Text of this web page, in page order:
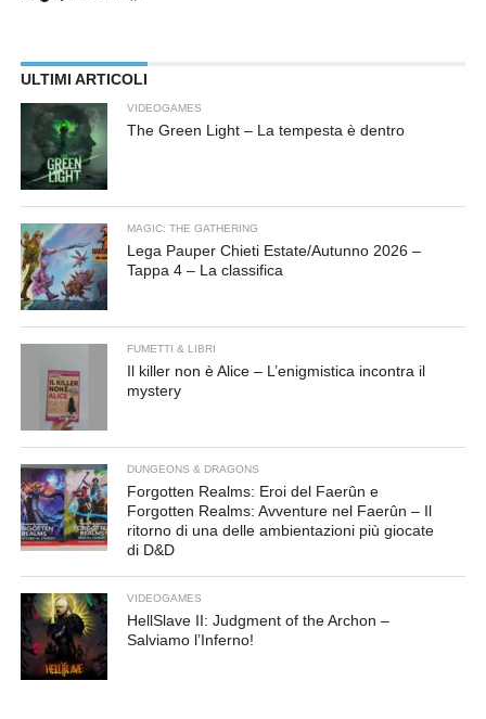
ULTIMI ARTICOLI
VIDEOGAMES
The Green Light – La tempesta è dentro
MAGIC: THE GATHERING
Lega Pauper Chieti Estate/Autunno 2026 –
Tappa 4 – La classifica
FUMETTI & LIBRI
Il killer non è Alice – L’enigmistica incontra il
mystery
DUNGEONS & DRAGONS
Forgotten Realms: Eroi del Faerûn e
Forgotten Realms: Avventure nel Faerûn – Il
ritorno di una delle ambientazioni più giocate
di D&D
VIDEOGAMES
HellSlave II: Judgment of the Archon –
Salviamo l’Inferno!